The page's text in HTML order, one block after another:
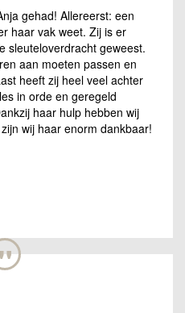
gehad! Allereerst: een
haar vak weet. Zij is er
sleuteloverdracht geweest.
aan moeten passen en
heeft zij heel veel achter
in orde en geregeld
haar hulp hebben wij
wij haar enorm dankbaar!